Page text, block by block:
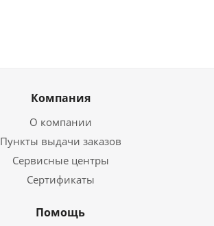
Компания
О компании
Пункты выдачи заказов
Сервисные центры
Сертификаты
Помощь